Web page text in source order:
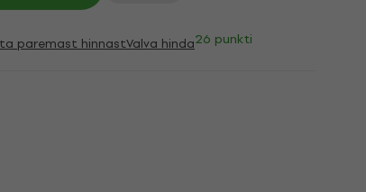
paremast hinnastValva hinda26 punkti